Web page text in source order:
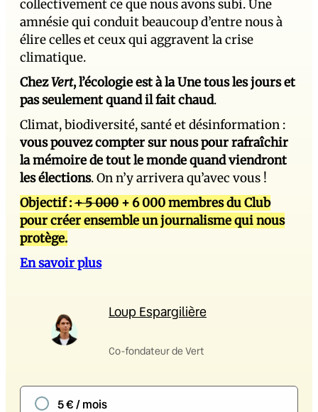
collectivement ce que nous avons subi. Une
amnésie qui conduit beaucoup d’entre nous à
élire celles et ceux qui aggravent la crise
climatique.
ChezVert, l’écologie est à la Une tous les jours et
pas seulement quand il fait chaud.
Climat, biodiversité, santé et désinformation :
vous pouvez compter sur nous pour rafraîchir
la mémoire de tout le monde quand viendront
les élections. On n’y arrivera qu’avec vous !
Objectif :+ 5 000 + 6 000 membres du Club
pour créer ensemble un journalisme qui nous
protège.
En savoir plus
Loup Espargilière
Co-fondateur de Vert
5 € / mois